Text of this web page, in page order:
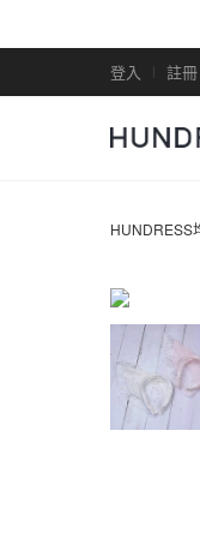
登入 註冊
HUNDRESS